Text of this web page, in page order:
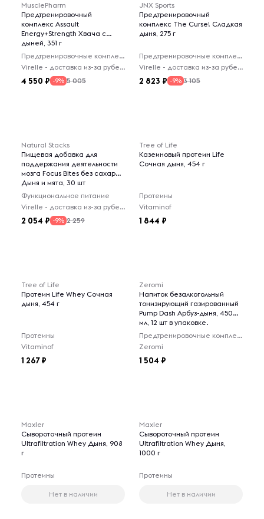
MusclePharm
Предтренировочный
комплекс Assault
Energy+Strength Хвача с
дыней, 351 г
Предтренировочные комплексы
Virelle - доставка из-за рубежа
4 550 -9% 5 005
JNX Sports
Предтренировочный
комплекс The Curse! Сладкая
дыня, 275 г
Предтренировочные комплексы
Virelle - доставка из-за рубежа
2 823 -9% 3 105
Natural Stacks
Пищевая добавка для
поддержания деятельности
мозга Focus Bites без сахара
Дыня и мята, 30 шт
Функциональное питание
Virelle - доставка из-за рубежа
2 054 -9% 2 259
Tree of Life
Казеиновый протеин Life
Сочная дыня, 454 г
Протеины
Vitaminof
1 844
Tree of Life
Протеин Life Whey Сочная
дыня, 454 г
Протеины
Vitaminof
1 267
Zeromi
Напиток безалкогольный
тонизирующий газированный
Pump Dash Арбуз-дыня, 450
мл, 12 шт в упаковке.
Предтренировочные комплексы
Zeromi
1 504
Maxler
Сывороточный протеин
Ultrafiltration Whey Дыня, 908
г
Протеины
Нет в наличии
Maxler
Сывороточный протеин
Ultrafiltration Whey Дыня,
1000 г
Протеины
Нет в наличии